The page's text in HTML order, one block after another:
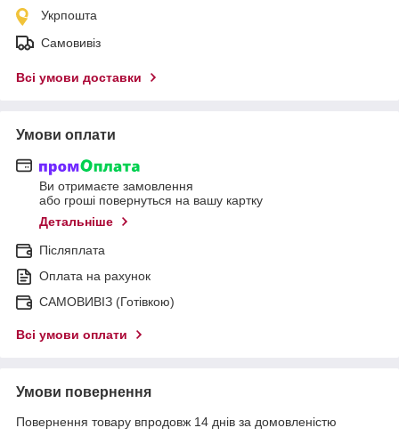
Укрпошта
Самовивіз
Всі умови доставки
Умови оплати
Ви отримаєте замовлення
або гроші повернуться на вашу картку
Детальніше
Післяплата
Оплата на рахунок
САМОВИВІЗ (Готівкою)
Всі умови оплати
Умови повернення
Повернення товару впродовж 14 днів за домовленістю